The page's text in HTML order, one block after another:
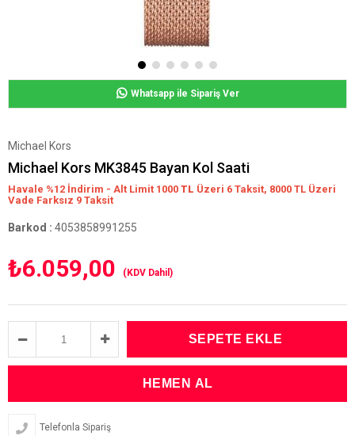
Whatsapp ile Sipariş Ver
Michael Kors
Michael Kors MK3845 Bayan Kol Saati
Havale %12 İndirim - Alt Limit 1000 TL Üzeri 6 Taksit, 8000 TL Üzeri
Vade Farksız 9 Taksit
Barkod : 4053858991255
₺6.059,00 (KDV Dahil)
Telefonla Sipariş